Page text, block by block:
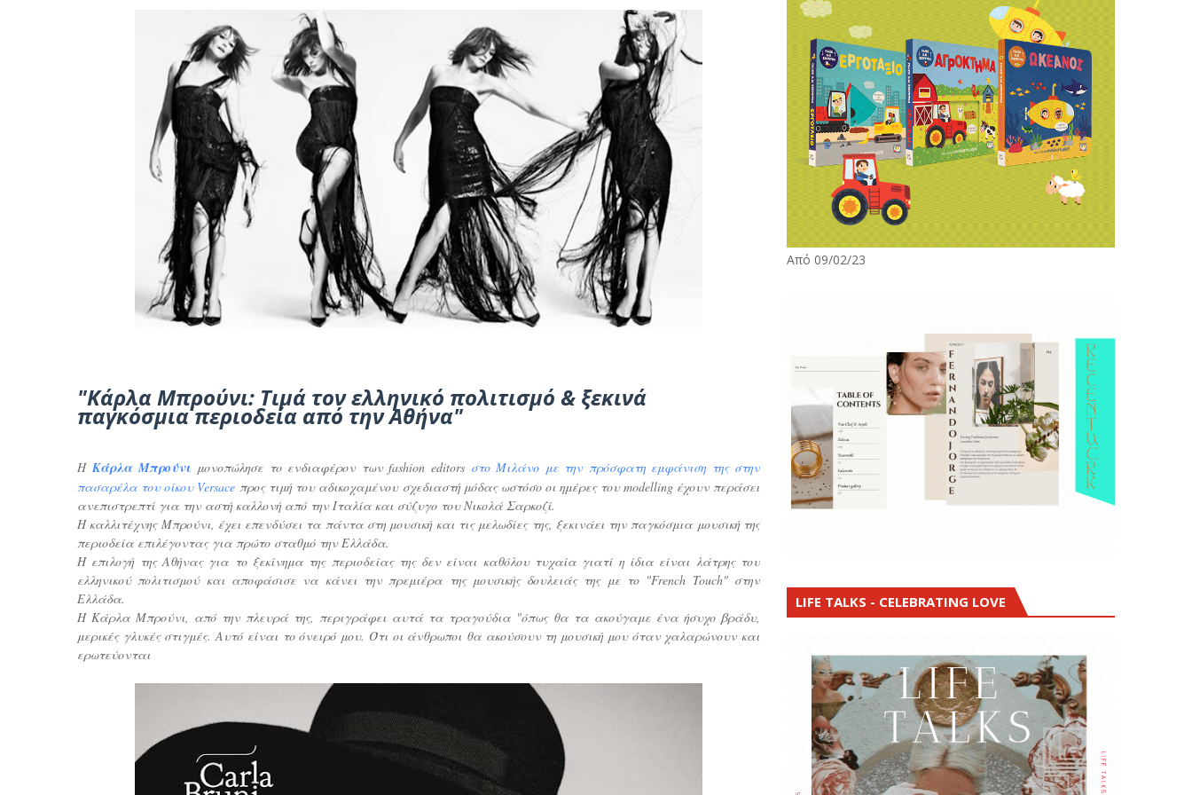
"Κάρλα Μπρούνι: Τιμά τον ελληνικό πολιτισμό & ξεκινά
παγκόσμια περιοδεία από την Αθήνα"
ΗΚάρλα Μπρούνι μονοπώλησε το ενδιαφέρον των fashion editors στο Μιλάνο με την πρόσφατη εμφάνιση της στην
πασαρέλα του οίκου Versace προς τιμή του αδικοχαμένου σχεδιαστή μόδας ωστόσο οι ημέρες του modelling έχουν περάσει
ανεπιστρεπτί για την αστή καλλονή από την Ιταλία και σύζυγο του Νικολά Σαρκοζί.
Η καλλιτέχνης Μπρούνι, έχει επενδύσει τα πάντα στη μουσική και τις μελωδίες της, ξεκινάει την παγκόσμια μουσική της
περιοδεία επιλέγοντας για πρώτο σταθμό την Ελλάδα.
Η επιλογή της Αθήνας για το ξεκίνημα της περιοδείας της δεν είναι καθόλου τυχαία γιατί η ίδια είναι λάτρης του
ελληνικού πολιτισμού και αποφάσισε να κάνει την πρεμιέρα της μουσικής δουλειάς της με το "French Touch" στην
Ελλάδα.
Η Κάρλα Μπρούνι, από την πλευρά της, περιγράφει αυτά τα τραγούδια "όπως θα τα ακούγαμε ένα ήσυχο βράδυ,
μερικές γλυκές στιγμές. Αυτό είναι το όνειρό μου. Ότι οι άνθρωποι θα ακούσουν τη μουσική μου όταν χαλαρώνουν και
ερωτεύονται
Από 09/02/23
LIFE TALKS - CELEBRATING LOVE